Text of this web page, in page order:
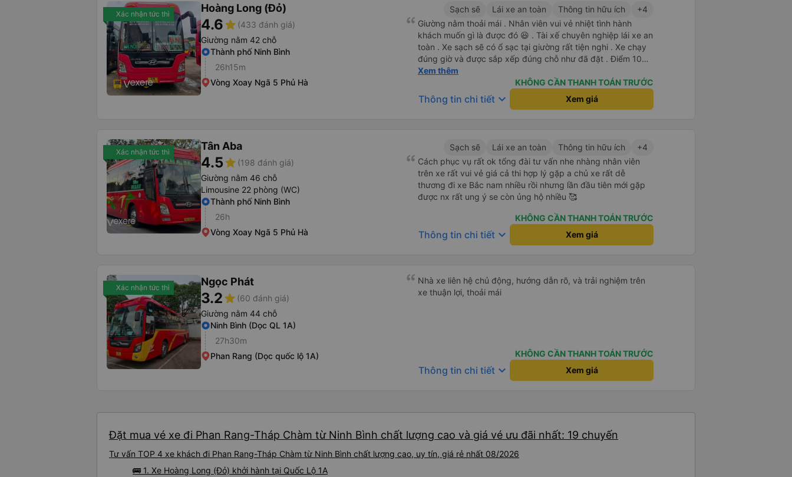
Xác nhận tức thì Hoàng Long (Đỏ)
4.6star (433 đánh giá)
Giường nằm 42 chỗ
Thành phố Ninh Bình
26h15m
Vòng Xoay Ngã 5 Phủ Hà
Sạch sẽ Lái xe an toàn Thông tin hữu ích
+4
Giường nằm thoải mái . Nhân viên vui vẻ nhiệt tình hành
khách muốn gì là được đó 😆 . Tài xế chuyên nghiệp lái xe an
toàn . Xe sạch sẽ có ổ sạc tại giường rất tiện nghi . Xe chạy
đúng giờ và được sắp xếp đúng chỗ như đã đặt . Điểm 10
cho hoàng long đỏ 👍
Xem thêm
KHÔNG CẦN THANH TOÁN TRƯỚC
Thông tin chi tiết keyboard_arrow_down Xem giá
Xác nhận tức thì Tân Aba
4.5star (198 đánh giá)
Giường nằm 46 chỗ
Limousine 22 phòng (WC)
Thành phố Ninh Bình
26h
Vòng Xoay Ngã 5 Phủ Hà
Sạch sẽ Lái xe an toàn Thông tin hữu ích
+4
Cách phục vụ rất ok tổng đài tư vấn nhe nhàng nhân viên
trên xe rất vui vẻ giá cả thi hợp lý gặp a chủ xe rất dễ
thương đi xe Bắc nam nhiều rồi nhưng lần đầu tiên mới gặp
được nx rất ung ý se còn ủng hộ nhiều 🥰
KHÔNG CẦN THANH TOÁN TRƯỚC
Thông tin chi tiết keyboard_arrow_down Xem giá
Xác nhận tức thì Ngọc Phát
3.2star (60 đánh giá)
Giường nằm 44 chỗ
Ninh Bình (Dọc QL 1A)
27h30m
Phan Rang (Dọc quốc lộ 1A)
Nhà xe liên hệ chủ động, hướng dẫn rõ, và trải nghiệm trên
xe thuận lợi, thoải mái
KHÔNG CẦN THANH TOÁN TRƯỚC
Thông tin chi tiết keyboard_arrow_down Xem giá
Đặt mua vé xe đi Phan Rang-Tháp Chàm từ Ninh Bình chất lượng cao và giá vé ưu đãi nhất: 19 chuyến
Tư vấn TOP 4 xe khách đi Phan Rang-Tháp Chàm từ Ninh Bình chất lượng cao, uy tín, giá rẻ nhất 08/2026
🚌 1. Xe Hoàng Long (Đỏ) khởi hành tại Quốc Lộ 1A